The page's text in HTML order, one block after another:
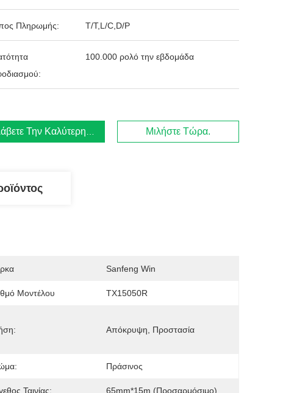
Πληρωμής: T/T,L/C,D/P
100.000 ρολό την εβδομάδα
Την Καλύτερη Τιμή Μιλήστε Τώρα.
Sanfeng Win
Μοντέλου TX15050R
Απόκρυψη, Προστασία
Πράσινος
Ταινίας: 65mm*15m (Προσαρμόσιμο)